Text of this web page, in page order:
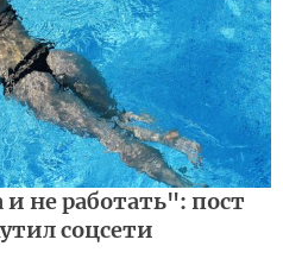
не работать": пост
соцсети